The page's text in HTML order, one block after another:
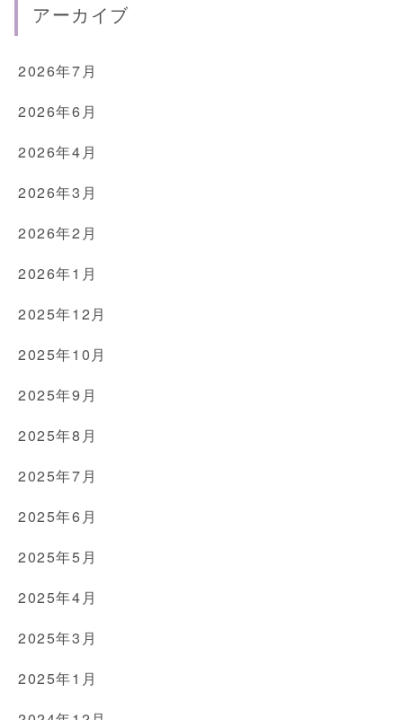
アーカイブ
2026年7月
2026年6月
2026年4月
2026年3月
2026年2月
2026年1月
2025年12月
2025年10月
2025年9月
2025年8月
2025年7月
2025年6月
2025年5月
2025年4月
2025年3月
2025年1月